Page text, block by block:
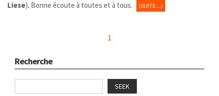
Liese). Bonne écoute à toutes et à tous. (SUITE…)
1
Recherche
SEEK